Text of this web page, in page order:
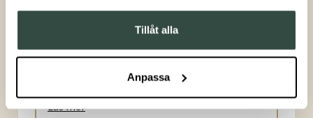
Tillåt alla
Anpassa
På Bjertorp Slott bjuder vi in till ett julbord
där traditionen står i centrum, men där
varje detalj är noggrant utvald. Här möts
klassiska smaker.
Läs mer